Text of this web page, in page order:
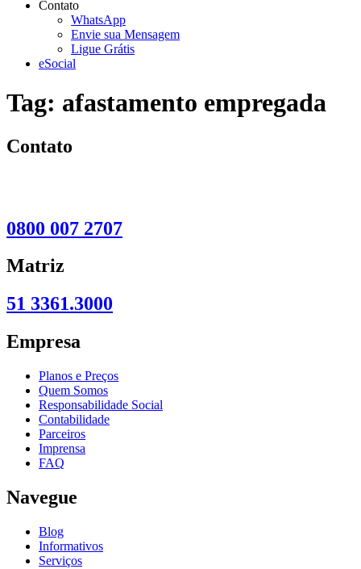
Contato
WhatsApp
Envie sua Mensagem
Ligue Grátis
eSocial
Tag: afastamento empregada
Contato
0800 007 2707
Matriz
51 3361.3000
Empresa
Planos e Preços
Quem Somos
Responsabilidade Social
Contabilidade
Parceiros
Imprensa
FAQ
Navegue
Blog
Informativos
Serviços